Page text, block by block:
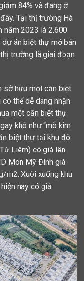
84% và đang ở
Tại thị trường Hà
năm 2023 là 2.600
án biệt thự mở bán
trường là giai đoạn
sở hữu một căn biệt
thể dễ dàng nhận
một căn biệt thự
khó như “mò kim
biệt thự tại khu đô
Liêm) có giá lên
Mon Mỹ Đình giá
m2. Xuôi xuống khu
nay có giá